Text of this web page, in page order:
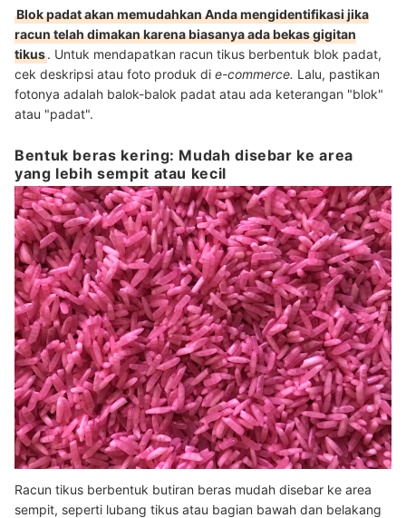
Blok padat akan memudahkan Anda mengidentifikasi jika
racun telah dimakan karena biasanya ada bekas gigitan
tikus. Untuk mendapatkan racun tikus berbentuk blok padat,
cek deskripsi atau foto produk di e-commerce. Lalu, pastikan
fotonya adalah balok-balok padat atau ada keterangan "blok"
atau "padat".
Bentuk beras kering: Mudah disebar ke area
yang lebih sempit atau kecil
Racun tikus berbentuk butiran beras mudah disebar ke area
sempit, seperti lubang tikus atau bagian bawah dan belakang